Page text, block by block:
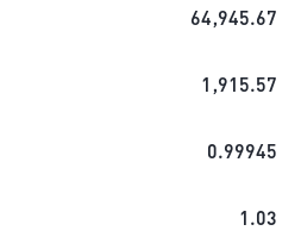
64,945.67
1,915.57
0.99945
1.03